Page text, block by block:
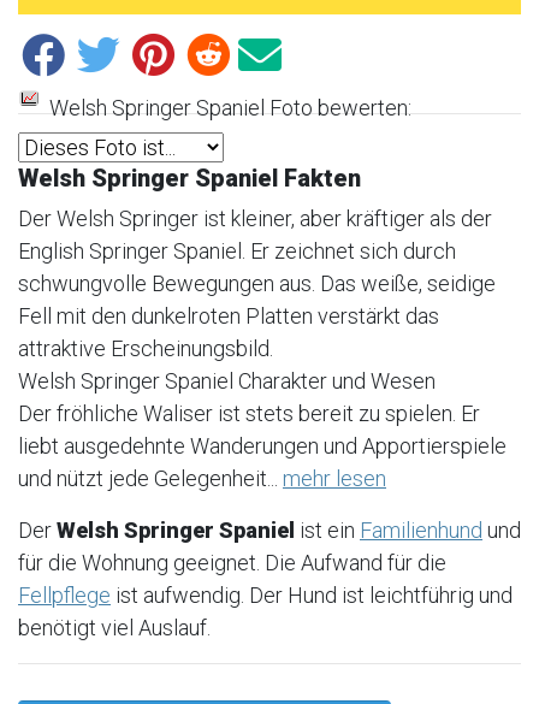
Welsh Springer Spaniel Foto bewerten:
Welsh Springer Spaniel Fakten
Der Welsh Springer ist kleiner, aber kräftiger als der
English Springer Spaniel. Er zeichnet sich durch
schwungvolle Bewegungen aus. Das weiße, seidige
Fell mit den dunkelroten Platten verstärkt das
attraktive Erscheinungsbild.
Welsh Springer Spaniel Charakter und Wesen
Der fröhliche Waliser ist stets bereit zu spielen. Er
liebt ausgedehnte Wanderungen und Apportierspiele
und nützt jede Gelegenheit... mehr lesen
DerWelsh Springer Spaniel ist ein Familienhund und
für die Wohnung geeignet. Die Aufwand für die
Fellpflege ist aufwendig. Der Hund ist leichtführig und
benötigt viel Auslauf.